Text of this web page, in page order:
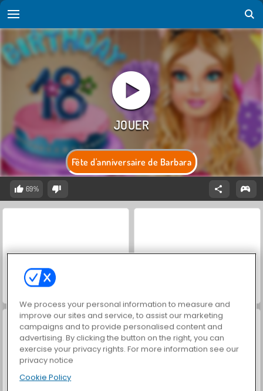
Fête d'anniversaire de Barbara
69%
We process your personal information to measure and
improve our sites and service, to assist our marketing
campaigns and to provide personalised content and
advertising. By clicking the button on the right, you can
exercise your privacy rights. For more information see our
privacy notice
Cookie Policy